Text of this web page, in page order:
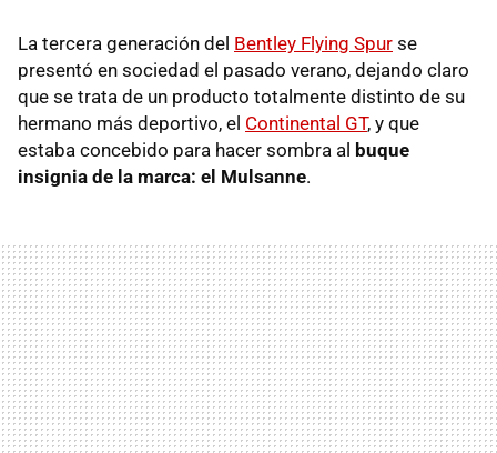
La tercera generación del Bentley Flying Spur se
presentó en sociedad el pasado verano, dejando claro
que se trata de un producto totalmente distinto de su
hermano más deportivo, el Continental GT, y que
estaba concebido para hacer sombra al buque
insignia de la marca: el Mulsanne.